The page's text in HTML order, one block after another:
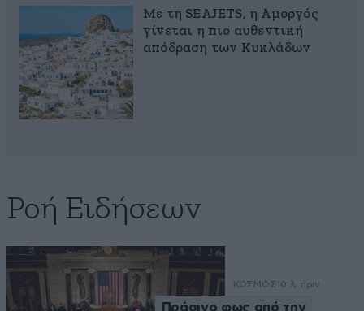
Με τη SEAJETS, η Αμοργός
γίνεται η πιο αυθεντική
απόδραση των Κυκλάδων
Ροή Ειδήσεων
ΚΟΣΜΟΣ 10 λ. πριν
Πράσινο φως από την